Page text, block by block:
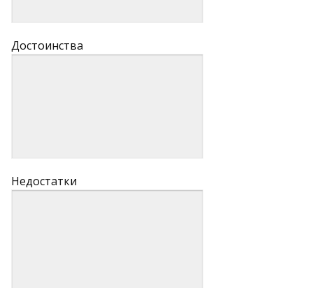
Достоинства
Недостатки